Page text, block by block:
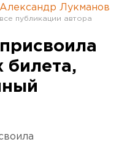
Александр Лукманов
билета,